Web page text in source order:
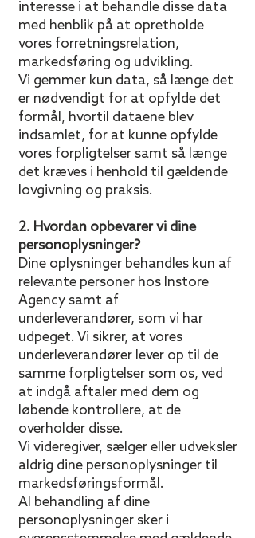
interesse i at behandle disse data
med henblik på at opretholde
vores forretningsrelation,
markedsføring og udvikling.
Vi gemmer kun data, så længe det
er nødvendigt for at opfylde det
formål, hvortil dataene blev
indsamlet, for at kunne opfylde
vores forpligtelser samt så længe
det kræves i henhold til gældende
lovgivning og praksis.
2. Hvordan opbevarer vi dine
personoplysninger?
Dine oplysninger behandles kun af
relevante personer hos Instore
Agency samt af
underleverandører, som vi har
udpeget. Vi sikrer, at vores
underleverandører lever op til de
samme forpligtelser som os, ved
at indgå aftaler med dem og
løbende kontrollere, at de
overholder disse.
Vi videregiver, sælger eller udveksler
aldrig dine personoplysninger til
markedsføringsformål.
Al behandling af dine
personoplysninger sker i